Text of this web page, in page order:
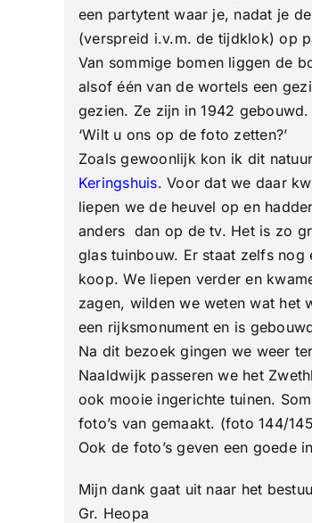
een partytent waar je, nadat je
(verspreid i.v.m. de tijdklok) op
Van sommige bomen liggen de
alsof één van de wortels een
gezien. Ze zijn in 1942
‘Wilt u ons op de foto zetten?’
Zoals gewoonlijk kon ik dit
Keringshuis. Voor dat we daar
liepen we de heuvel op en
anders dan op de tv. Het is zo
glas tuinbouw. Er staat zelfs nog
koop. We liepen verder en
zagen, wilden we weten wat het
een rijksmonument en is
Na dit bezoek gingen we weer
Naaldwijk passeren we het
ook mooie ingerichte tuinen.
foto’s van gemaakt. (foto 144/
Ook de foto’s geven een goede
Mijn dank gaat uit naar het
Gr. Heopa